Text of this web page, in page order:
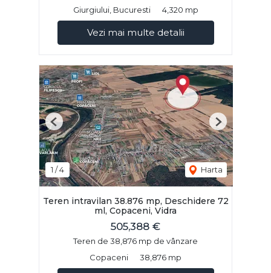
Giurgiului, Bucuresti 4,320 mp
Vezi mai multe detalii
1 /4 Harta
Previous Next
Teren intravilan 38.876 mp, Deschidere 72
ml, Copaceni, Vidra
505,388 €
Teren de 38,876 mp de vânzare
Copaceni
38,876 mp